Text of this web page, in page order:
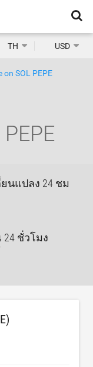
ต:1,471
TH USD
on SOL PEPE
PEPE
นแปลง 24 ชม
ชั่วโมง